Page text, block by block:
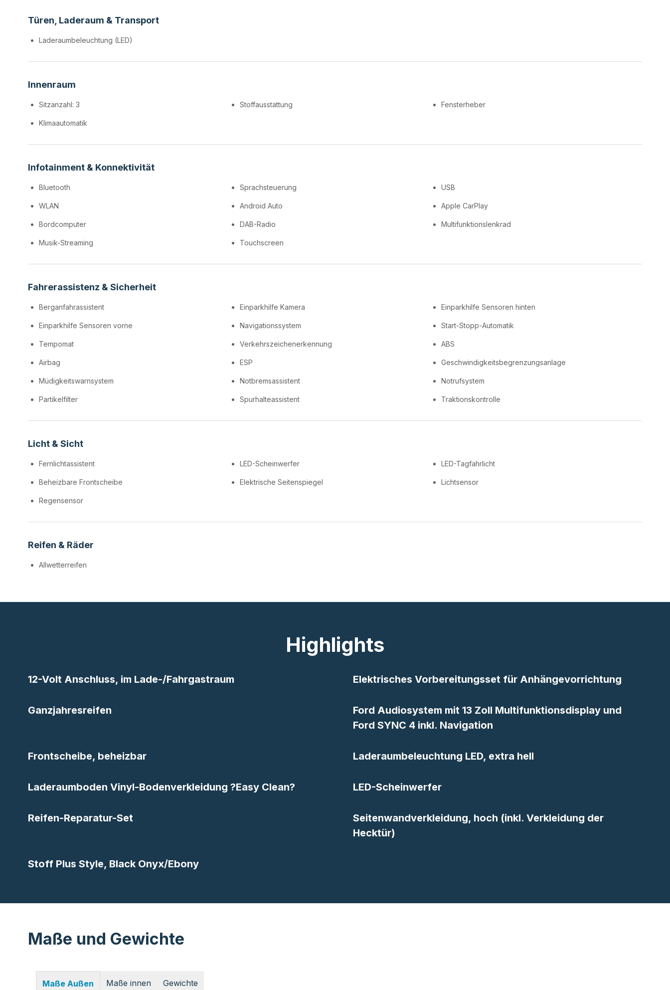
Türen, Laderaum & Transport
Laderaumbeleuchtung (LED)
Innenraum
Sitzanzahl: 3 Stoffausstattung Fensterheber
Klimaautomatik
Infotainment & Konnektivität
Bluetooth Sprachsteuerung USB
WLAN Android Auto Apple CarPlay
Bordcomputer DAB-Radio Multifunktionslenkrad
Musik-Streaming Touchscreen
Fahrerassistenz & Sicherheit
Berganfahrassistent Einparkhilfe Kamera Einparkhilfe Sensoren hinten
Einparkhilfe Sensoren vorne Navigationssystem Start-Stopp-Automatik
Tempomat Verkehrszeichenerkennung ABS
Airbag ESP Geschwindigkeitsbegrenzungsanlage
Müdigkeitswarnsystem Notbremsassistent Notrufsystem
Partikelfilter Spurhalteassistent Traktionskontrolle
Licht & Sicht
Fernlichtassistent LED-Scheinwerfer LED-Tagfahrlicht
Beheizbare Frontscheibe Elektrische Seitenspiegel Lichtsensor
Regensensor
Reifen & Räder
Allwetterreifen
Highlights
12-Volt Anschluss, im Lade-/Fahrgastraum Elektrisches Vorbereitungsset für Anhängevorrichtung
Ganzjahresreifen
Ford Audiosystem mit 13 Zoll Multifunktionsdisplay und
Ford SYNC 4 inkl. Navigation
Frontscheibe, beheizbar Laderaumbeleuchtung LED, extra hell
Laderaumboden Vinyl-Bodenverkleidung ?Easy Clean? LED-Scheinwerfer
Reifen-Reparatur-Set
Seitenwandverkleidung, hoch (inkl. Verkleidung der
Hecktür)
Stoff Plus Style, Black Onyx/Ebony
Maße und Gewichte
Maße Außen Maße innen Gewichte